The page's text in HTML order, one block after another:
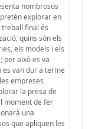
nombrosos
explorar en
final és
quins són els
els models i els
per això es va
van dur a terme
empreses
la presa de
moment de fer
una
que apliquen les